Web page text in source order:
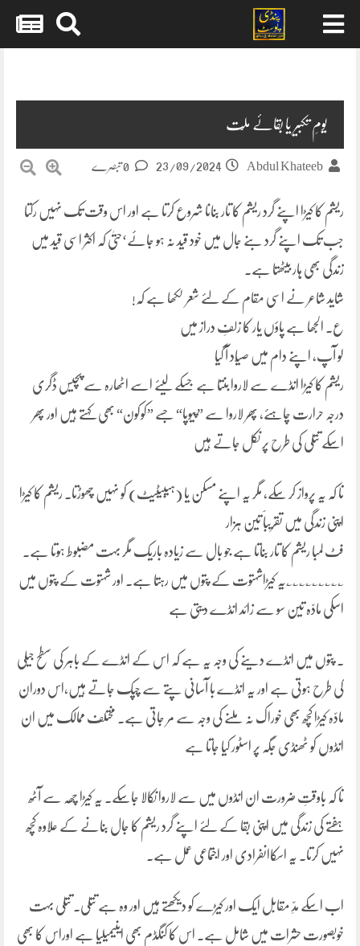
یومِ تکبیر یا بقائے ملّت
Abdul Khateeb
23/09/2024
ریشم کا کیڑا اپنے گرد ریشم کا تار بنانا شروع کرتا ہے اور اس وقت تک نہیں رکتا
جب تک اپنے گرد بنے جال میں خود قید نہ ہو جائے‘حتیٰ کہ اکثر اسی قید میں
زندگی بھی ہار بیٹھتا ہے۔
شاید شاعر نے اسی مقام کے لئے شعر لکھا ہے کہ!
ع۔ الجھا ہے پاؤں یار کا زلفِ دراز میں
لو آپ، اپنے دام میں صیّاد آ گیا
ریشم کا کیڑا انڈے سے لاروا بنتا ہے جسکے لیئے اسے اٹھارہ سے پچیس ڈگری
درجہ حرارت چاہئے، پھر لاروا سے ”پیوپا“ جسے ”کوکون“ بھی کہتے ہیں اور پھر
اسکے تتلی کی طرح پر نکل جاتے ہیں
تا کہ یہ پرواز کر سکے، مگر یہ اپنے مسکن یا (ہیبیٹیٹ) کو نہیں چھوڑتا۔ ریشم کا کیڑا
اپنی زندگی میں تقریباََ تین ہزار
فٹ لمبا ریشم کا تار بناتا ہے جو بال سے زیادہ باریک مگر بہت مضبوط ہوتا ہے۔
؎؎؎؎؎؎؎؎؎یہ کیڑاشہتوت کے پتوں میں رہتا ہے۔ اور شہتوت کے پتوں میں
اسکی مادّہ تین سو سے زائد انڈے دیتی ہے
۔ پتوں میں انڈے دینے کی وجہ یہ ہے کہ اس کے انڈے کے باہر کی سطح جیلی
کی طرح ہوتی ہے اور یہ انڈے با آسانی پتے سے چپک جاتے ہیں،اس دوران
مادّہ کیڑا کچھ بھی خوراک نہ ملنے کی وجہ سے مر جاتی ہے۔ مختلف ممالک میں ان
انڈوں کو ٹھنڈی جگہ پر اسٹور کیا جاتا ہے
تا کہ باوقتِ ضرورت ان انڈوں میں سے لاروا نکالا جاسکے۔ یہ کیڑا چھہ سے آٹھ
ہفتے کی زندگی میں اپنی بقا کے لئے اپنے گرد ریشم کا جال بنانے کے علاوہ کچھ
نہیں کرتا۔ یہ اسکاانفرادی اور اجتماعی عمل ہے۔
اب اسکے مدِّ مقابل ایک اور کیڑے کو دیکھتے ہیں اور وہ ہے تتلی۔ تتلی بہت
خوبصورت حشرات میں شامل ہے۔ اس کا کنگڈم بھی اینیمیلیا ہے اوراس کا بھی